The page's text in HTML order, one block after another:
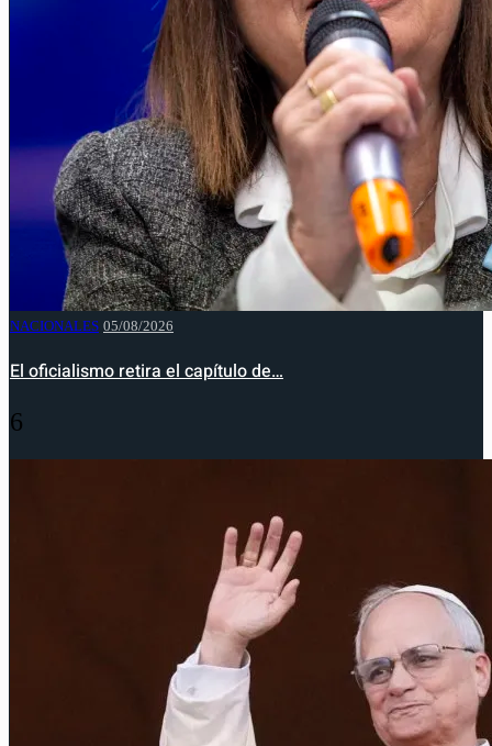
NACIONALES 05/08/2026
El oficialismo retira el capítulo de…
6